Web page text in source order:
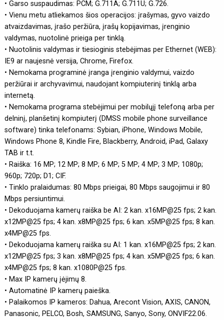
• Garso suspaudimas: PCM; G.711A; G.711U; G.726.
• Vienu metu atliekamos šios operacijos: įrašymas, gyvo vaizdo
atvaizdavimas, įrašo peržiūra, įrašų kopijavimas, įrenginio
valdymas, nuotolinė prieiga per tinklą.
• Nuotolinis valdymas ir tiesioginis stebėjimas per Ethernet (WEB):
IE9 ar naujesnė versija, Chrome, Firefox.
• Nemokama programinė įranga įrenginio valdymui, vaizdo
peržiūrai ir archyvavimui, naudojant kompiuterinį tinklą arba
internetą.
• Nemokama programa stebėjimui per mobilųjį telefoną arba per
delninį, planšetinį kompiuterį (DMSS mobile phone surveillance
software) tinka telefonams: Sybian, iPhone, Windows Mobile,
Windows Phone 8, Kindle Fire, Blackberry, Android, iPad, Galaxy
TAB ir t.t.
• Raiška: 16 MP; 12 MP; 8 MP; 6 MP; 5 MP; 4 MP; 3 MP; 1080p;
960p; 720p; D1; CIF.
• Tinklo pralaidumas: 80 Mbps prieigai, 80 Mbps saugojimui ir 80
Mbps persiuntimui.
• Dekoduojama kamerų raiška be AI: 2 kan. x16MP@25 fps; 2 kan.
x12MP@25 fps; 4 kan. x8MP@25 fps; 6 kan. x5MP@25 fps; 8 kan.
x4MP@25 fps.
• Dekoduojama kamerų raiška su AI: 1 kan. x16MP@25 fps; 2 kan.
x12MP@25 fps; 3 kan. x8MP@25 fps; 4 kan. x5MP@25 fps; 6 kan.
x4MP@25 fps; 8 kan. x1080P@25 fps.
• Max IP kamerų įėjimų 8.
• Automatinė IP kamerų paieška.
• Palaikomos IP kameros: Dahua, Arecont Vision, AXIS, CANON,
Panasonic, PELCO, Bosh, SAMSUNG, Sanyo, Sony, ONVIF22.06.